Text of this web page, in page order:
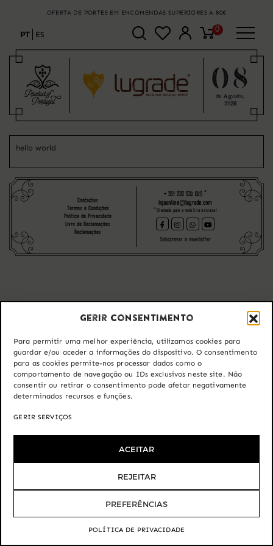
Gerir consentimento
Para permitir uma melhor experiência, utilizamos cookies para
guardar e/ou aceder a informações do dispositivo. O consentimento
para as cookies permite-nos processar dados como o
comportamento de navegação ou IDs exclusivos neste site. Não
consentir ou retirar o consentimento pode afetar negativamente
determinados recursos e funções.
GERIR SERVIÇOS
ACEITAR
REJEITAR
PREFERÊNCIAS
POLÍTICA DE PRIVACIDADE
PT ES
OFERTA DE PORTES EM ENCOMENDAS SUPERIORES A 80€
0
08
de Agosto,
2026
hello world
Contactos
Termos e Condições
Política de Privacidade
Livro de Reclamações
Reclamações
+ 351 239 530 025*
lojaonline@lugrade.com
* Chamada para a rede fixa nacional
Subscrever a newsletter
Precisa de ajuda?
Fale connosco.